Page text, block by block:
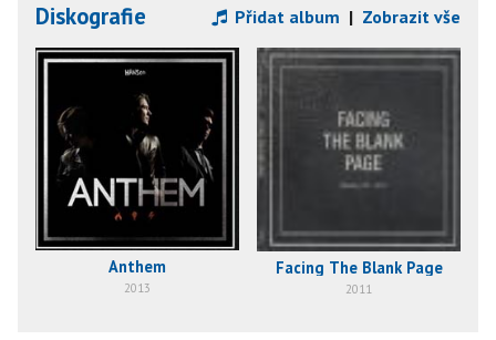
Diskografie Přidat album | Zobrazit vše
Anthem
2013
Facing The Blank Page
2011